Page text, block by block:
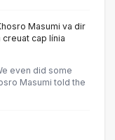
Masumi va dir
creuat cap línia
even did some
Masumi told the